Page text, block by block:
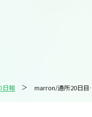
日報 marron/通所20日目/